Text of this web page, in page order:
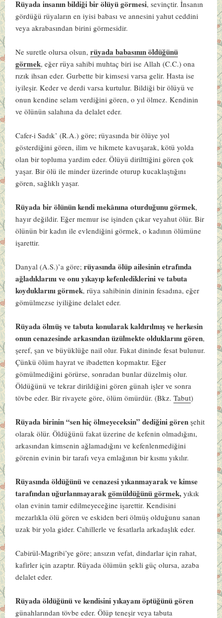
Rüyada insanın bildiği bir ölüyü görmesi, sevinçtir. İnsanın
gördüğü rüyaların en iyisi babası ve annesini yahut ceddini
veya akrabasından birini görmesidir.
Ne suretle olursa olsun,rüyada babasının öldüğünü
görmek, eğer rüya sahibi muhtaç biri ise Allah (C.C.) ona
rızık ihsan eder. Gurbette bir kimsesi varsa gelir. Hasta ise
iyileşir. Keder ve derdi varsa kurtulur. Bildiği bir ölüyü ve
onun kendine selam verdiğini gören, o yıl ölmez. Kendinin
ve ölünün salahına da delalet eder.
Cafer-i Sadık’ (R.A.) göre; rüyasında bir ölüye yol
gösterdiğini gören, ilim ve hikmete kavuşarak, kötü yolda
olan bir topluma yardim eder. Ölüyü dirilttiğini gören çok
yaşar. Bir ölü ile minder üzerinde oturup kucaklaştığını
gören, sağlıklı yaşar.
Rüyada bir ölünün kendi mekânına oturduğunu görmek,
hayır değildir. Eğer memur ise işinden çıkar veyahut ölür. Bir
ölünün bir kadın ile evlendiğini görmek, o kadının ölümüne
işarettir.
Danyal (A.S.)’a göre;rüyasında ölüp ailesinin etrafında
ağladıklarını ve onu yıkayıp kefenlediklerini ve tabuta
koyduklarını görmek, rüya sahibinin dininin fesadına, eğer
gömülmezse iyiliğine delalet eder.
Rüyada ölmüş ve tabuta konularak kaldırılmış ve herkesin
onun cenazesinde arkasından üzülmekte olduklarını gören,
şeref, şan ve büyüklüğe nail olur. Fakat dininde fesat bulunur.
Çünkü ölüm hayrat ve ibadetten kopmaktır. Eğer
gömülmediğini görürse, sonradan bunlar düzelmiş olur.
Öldüğünü ve tekrar dirildiğini gören günah işler ve sonra
tövbe eder. Bir rivayete göre, ölüm ömürdür.(Bkz.Tabut)
Rüyada birinin “sen hiç ölmeyeceksin” dediğini gören şehit
olarak ölür. Öldüğünü fakat üzerine de kefenin olmadığını,
arkasından kimsenin ağlamadığını ve kefenlenmediğini
görenin evinin bir tarafı veya emlağının bir kısmı yıkılır.
Rüyasında öldüğünü ve cenazesi yıkanmayarak ve kimse
tarafından uğurlanmayarakgömüldüğünü görmek, yıkık
olan evinin tamir edilmeyeceğine işarettir. Kendisini
mezarlıkla ölü gören ve eskiden beri ölmüş olduğunu sanan
uzak bir yola gider. Cahillerle ve fesatlarla arkadaşlık eder.
Cabirül-Magribi’ye göre; ansızın vefat, dindarlar için rahat,
kafirler için azaptır. Rüyada ölümün şekli güç olursa, azaba
delalet eder.
Rüyada öldüğünü ve kendisini yıkayanı öptüğünü gören
günahlarından tövbe eder. Ölüp teneşir veya tabuta